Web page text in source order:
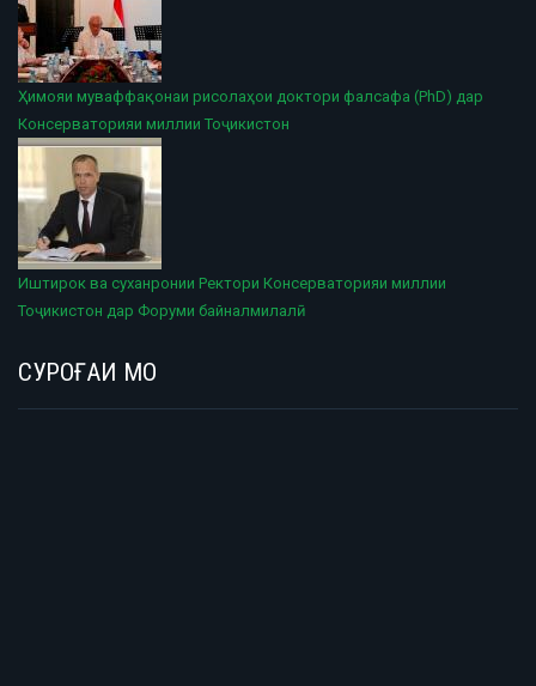
Ҳимояи муваффақонаи рисолаҳои доктори фалсафа (PhD) дар
Консерваторияи миллии Тоҷикистон
Иштирок ва суханронии Ректори Консерваторияи миллии
Тоҷикистон дар Форуми байналмилалӣ
СУРОҒАИ МО